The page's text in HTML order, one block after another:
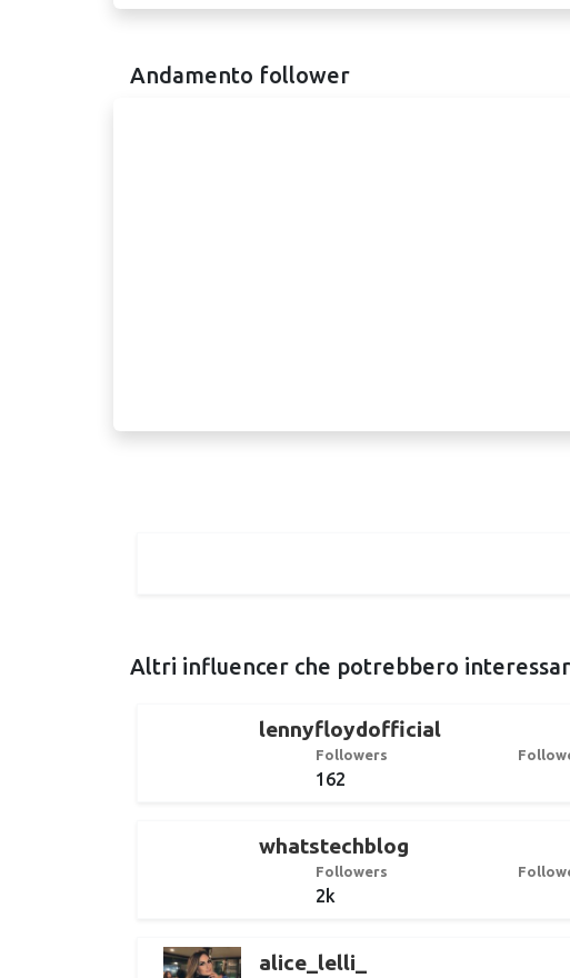
Andamento follower
Altri influencer che potrebbero
lennyfloydofficial
Followers
162
whatstechblog
Followers
2k
alice_lelli_